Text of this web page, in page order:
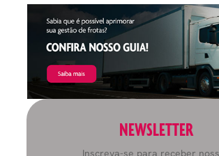
NEWSLETTER
Inscreva-se para receber